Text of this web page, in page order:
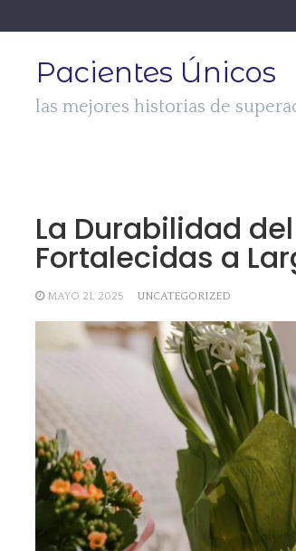
to
Pacientes Únicos
las mejores historias de
La Durabilidad
Fortalecidas a
MAYO 21, 2025 UNCATEGORIZED